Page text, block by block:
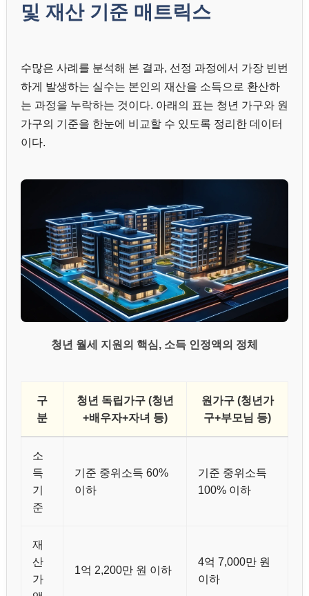
및 재산 기준 매트릭스
수많은 사례를 분석해 본 결과, 선정 과정에서 가장 빈번
하게 발생하는 실수는 본인의 재산을 소득으로 환산하
는 과정을 누락하는 것이다. 아래의 표는 청년 가구와 원
가구의 기준을 한눈에 비교할 수 있도록 정리한 데이터
이다.
청년 월세 지원의 핵심, 소득 인정액의 정체
구
분
청년 독립가구 (청년
+배우자+자녀 등)
원가구 (청년가
구+부모님 등)
소
득
기
준
기준 중위소득 60%
이하
기준 중위소득
100% 이하
재
산
가
1억 2,200만 원 이하
4억 7,000만 원
이하